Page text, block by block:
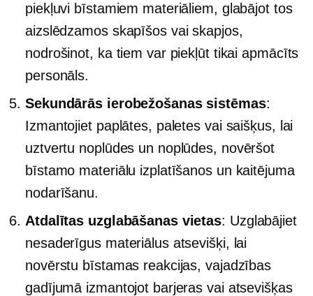
piekļuvi bīstamiem materiāliem, glabājot tos
aizslēdzamos skapīšos vai skapjos,
nodrošinot, ka tiem var piekļūt tikai apmācīts
personāls.
Sekundārās ierobežošanas sistēmas:
Izmantojiet paplātes, paletes vai saišķus, lai
uztvertu noplūdes un noplūdes, novēršot
bīstamo materiālu izplatīšanos un kaitējuma
nodarīšanu.
Atdalītas uzglabāšanas vietas: Uzglabājiet
nesaderīgus materiālus atsevišķi, lai
novērstu bīstamas reakcijas, vajadzības
gadījumā izmantojot barjeras vai atsevišķas